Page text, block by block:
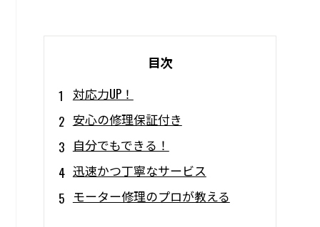
目次
対応力UP！
安心の修理保証付き
自分でもできる！
迅速かつ丁寧なサービス
モーター修理のプロが教える